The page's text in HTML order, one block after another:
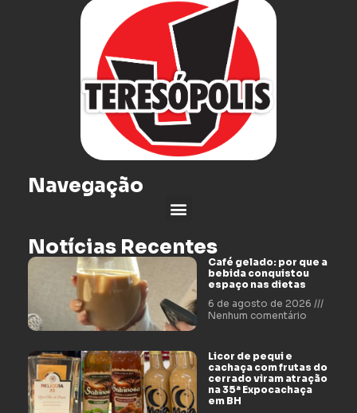
Navegação
Notícias Recentes
Café gelado: por que a
bebida conquistou
espaço nas dietas
6 de agosto de 2026
Nenhum comentário
Licor de pequi e
cachaça com frutas do
cerrado viram atração
na 35ª Expocachaça
em BH